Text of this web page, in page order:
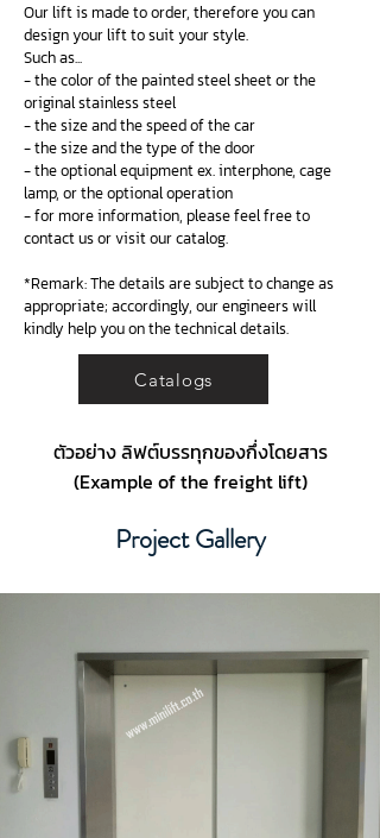
Our lift is made to order, therefore you can
design your lift to suit your style.
Such as...
- the color of the painted steel sheet or the
original stainless steel
- the size and the speed of the car
- the size and the type of the door
- the optional equipment ex. interphone, cage
lamp, or the optional operation
- for more information, please feel free to
contact us or visit our catalog.
*Remark: The details are subject to change as
appropriate; accordingly, our engineers will
kindly help you on the technical details.
Catalogs
ตัวอย่าง ลิฟต์บรรทุกของกึ่งโดยสาร
(Example of the freight lift)
Project Gallery